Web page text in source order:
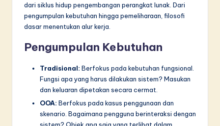
dari siklus hidup pengembangan perangkat lunak. Dari
pengumpulan kebutuhan hingga pemeliharaan, filosofi
dasar menentukan alur kerja.
Pengumpulan Kebutuhan
Tradisional: Berfokus pada kebutuhan fungsional.
Fungsi apa yang harus dilakukan sistem? Masukan
dan keluaran dipetakan secara cermat.
OOA: Berfokus pada kasus penggunaan dan
skenario. Bagaimana pengguna berinteraksi dengan